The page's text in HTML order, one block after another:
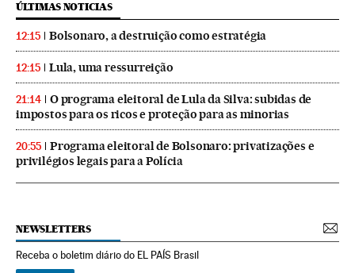
ÚLTIMAS NOTICIAS
12:15 Bolsonaro, a destruição como estratégia
12:15 Lula, uma ressurreição
21:14
O programa eleitoral de Lula da Silva: subidas de
impostos para os ricos e proteção para as minorias
20:55
Programa eleitoral de Bolsonaro: privatizações e
privilégios legais para a Polícia
NEWSLETTERS
Receba o boletim diário do EL PAÍS Brasil